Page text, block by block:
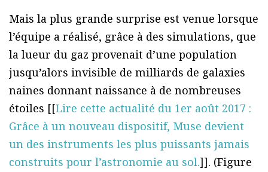
Mais la plus grande surprise est venue lorsque
l’équipe a réalisé, grâce à des simulations, que
la lueur du gaz provenait d’une population
jusqu’alors invisible de milliards de galaxies
naines donnant naissance à de nombreuses
étoiles [[Lire cette actualité du 1er août 2017 :
Grâce à un nouveau dispositif, Muse devient
un des instruments les plus puissants jamais
construits pour l’astronomie au sol.]]. (Figure